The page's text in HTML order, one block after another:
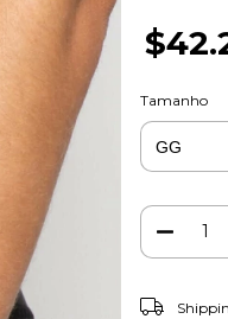
Tamanho
Shipping for